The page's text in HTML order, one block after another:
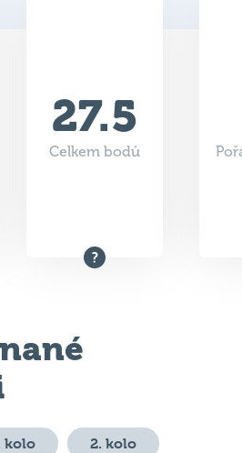
27.5
Celkem bodů
kolo 2. kolo